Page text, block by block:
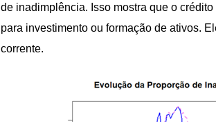
de inadimplência. Isso mostra que o
para investimento ou formação de ativos.
corrente.